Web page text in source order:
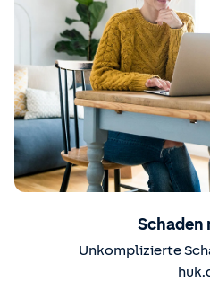
Schaden
Unkomplizierte